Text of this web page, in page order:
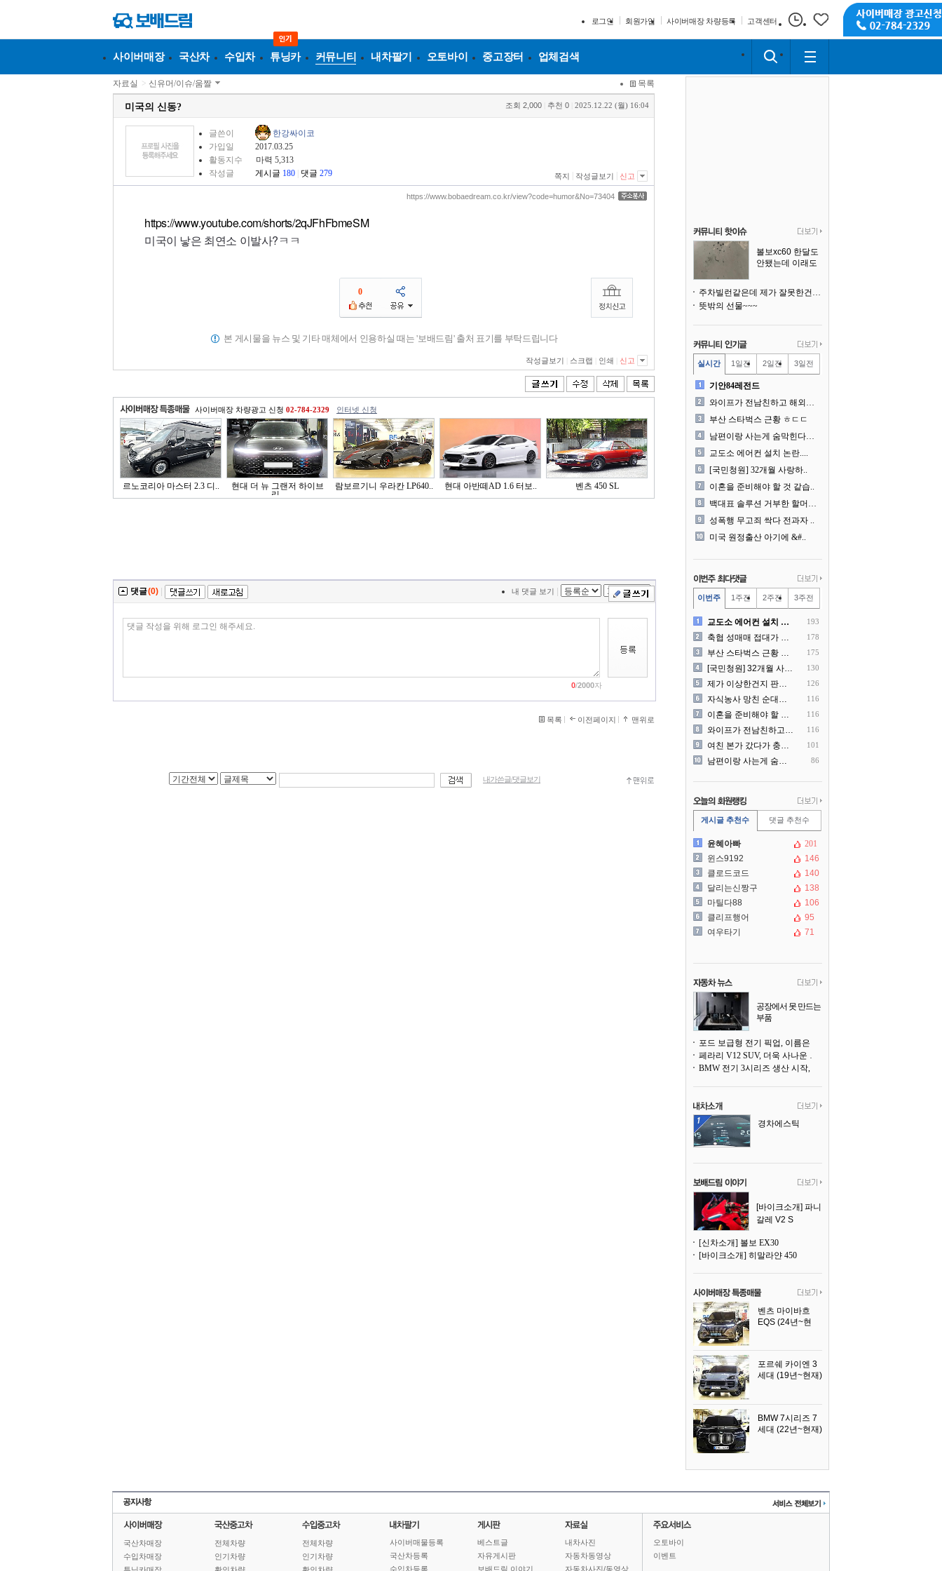
로그인 회원가입 사이버매장 차량등록 고객센터
사이버매장 국산차 수입차 튜닝카 커뮤니티 내차팔기 오토바이 중고장터 업체검색
자료실 > 신유머/이슈/움짤 목록
미국의 신동? 조회 2,000 추천 0 2025.12.22 (월) 16:04
글쓴이
한강싸이코
가입일
2017.03.25
활동지수
마력 5,313
작성글
게시글 180 댓글 279 쪽지 작성글보기 신고
https://www.bobaedream.co.kr/view?code=humor&No=73404
https://www.youtube.com/shorts/2qJFhFbmeSM
미국이 낳은 최연소 이발사?ㅋㅋ
0
본 게시물을 뉴스 및 기타 매체에서 인용하실 때는 '보배드림' 출처 표기를 부탁드립니다
작성글보기 스크랩 인쇄 신고
사이버매장 차량광고 신청 02-784-2329 인터넷 신청
르노코리아 마스터 2.3 디..
현대 더 뉴 그랜저 하이브
리..
람보르기니 우라칸 LP640.. 현대 아반떼AD 1.6 터보.. 벤츠 450 SL
댓글(0) 내 댓글 보기
0/2000자
목록 이전페이지 맨위로
내가쓴글/댓글보기
볼보xc60 한달도
안됐는데 이래도
주차빌런같은데 제가 잘못한건가요
뜻밖의 선물~~~
실시간 1일전 2일전 3일전
기안84레전드
와이프가 전남친하고 해외여행..
부산 스타벅스 근황 ㅎㄷㄷ
남편이랑 사는게 숨막힌다는 ..
교도소 에어컨 설치 논란....
[국민청원] 32개월 사랑하..
이혼을 준비해야 할 것 같습..
백대표 솔루션 거부한 할머니..
성폭행 무고죄 싹다 전과자 ..
미국 원정출산 아기에 &#..
이번주 1주전 2주전 3주전
교도소 에어컨 설치 논란.... 193
축협 성매매 접대가 더 충격.. 178
부산 스타벅스 근황 ㅎㄷㄷ 175
[국민청원] 32개월 사랑하.. 130
제가 이상한건지 판단 부탁드.. 126
자식농사 망친 순대국집 사장.. 116
이혼을 준비해야 할 것 같습.. 116
와이프가 전남친하고 해외여행.. 116
여친 본가 갔다가 충격 먹은.. 101
남편이랑 사는게 숨막힌다는 .. 86
게시글 추천수 댓글 추천수
윤혜아빠
201
윈스9192
146
클로드코드
140
달리는신짱구
138
마틸다88
106
클리프행어
95
여우타기
71
공장에서 못 만드는
부품
어낸다
페라리 V12 SUV, 더욱 사나운 얼굴로 돌아온다
경차에스틱
[바이크소개] 파니
갈레 V2 S
[신차소개] 볼보 EX30
[바이크소개] 히말라얀 450
벤츠 마이바흐
EQS (24년~현
포르쉐 카이엔 3
세대 (19년~현재)
BMW 7시리즈 7
세대 (22년~현재)
국산차매장
수입차매장
전체차량
인기차량
전체차량
인기차량
사이버매물등록
국산차등록
수입차등록
베스트글
자유게시판
보배드림 이야기
내차사진
자동차동영상
자동차사진/동영상
오토바이
이벤트